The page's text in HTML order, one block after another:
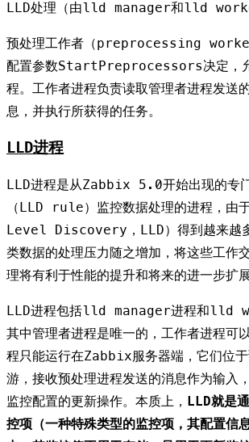
LLD处理（由lld manager和lld
预处理工作者（preprocessing
配置参数StartPreprocessors决定，
程。工作者进程负责读取管理者进程发送
息，并执行所获得的任务。
LLD进程
LLD进程是从Zabbix 5.0开始出现的专
（LLD rule）监控数据处理的进程，由
Level Discovery，LLD）得到越来越
类数据的处理压力随之增加，将这些工作
理将有利于性能的提升和将来的进一步扩展
LLD进程包括lld manager进程和lld
其中管理者进程是唯一的，工作者进程可
程只能运行在Zabbix服务器端，它们位
游，接收预处理进程发送的消息作为输入
监控配置的更新操作。本质上， LLD就是
控项（一种特殊类型的监控项，其配置